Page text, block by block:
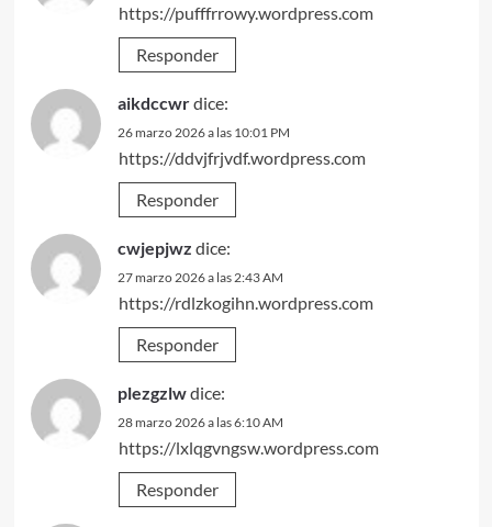
https://pufffrrowy.wordpress.com
Responder
aikdccwrdice:
26 marzo 2026 a las 10:01 PM
https://ddvjfrjvdf.wordpress.com
Responder
cwjepjwz dice:
27 marzo 2026 a las 2:43 AM
https://rdlzkogihn.wordpress.com
Responder
plezgzlwdice:
28 marzo 2026 a las 6:10 AM
https://lxlqgvngsw.wordpress.com
Responder